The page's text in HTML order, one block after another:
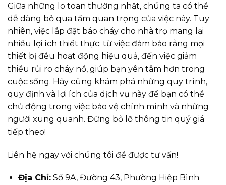
Giữa những lo toan thường nhật, chúng ta có thể
dễ dàng bỏ qua tầm quan trọng của việc này. Tuy
nhiên, việc lắp đặt báo cháy cho nhà trọ mang lại
nhiều lợi ích thiết thực: từ việc đảm bảo rằng mọi
thiết bị đều hoạt động hiệu quả, đến việc giảm
thiểu rủi ro cháy nổ, giúp bạn yên tâm hơn trong
cuộc sống. Hãy cùng khám phá những quy trình,
quy định và lợi ích của dịch vụ này để bạn có thể
chủ động trong việc bảo vệ chính mình và những
người xung quanh. Đừng bỏ lỡ thông tin quý giá
tiếp theo!
Liên hệ ngay với chúng tôi để được tư vấn!
Địa Chỉ:Số 9A, Đường 43, Phường Hiệp Bình